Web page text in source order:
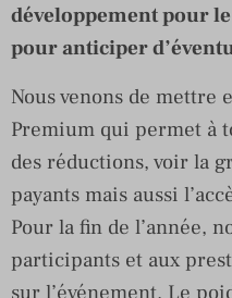
développement pour
pour anticiper
Nous venons de mettre
Premium qui permet à
des réductions, voir la
payants mais aussi
Pour la fin de l’année,
participants et aux
sur l’événement. Le